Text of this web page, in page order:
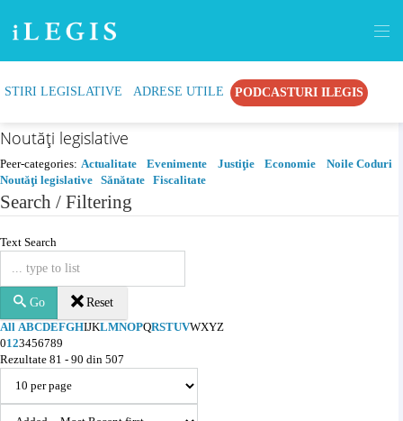
STIRI LEGISLATIVE ADRESE UTILE PODCASTURI ILEGIS
Print Recommend
Noutăţi legislative
Peer-categories: Actualitate Evenimente Justiţie Economie
Noile Coduri
Noutăţi legislative Sănătate Fiscalitate
Search / Filtering
Text Search
Go
Reset
All ABCDEFGHIJKLMNOPQRSTUVWXYZ
0123456789
Rezultate 81 - 90 din 507